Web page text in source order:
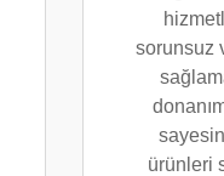
sorunsuz
ürünleri